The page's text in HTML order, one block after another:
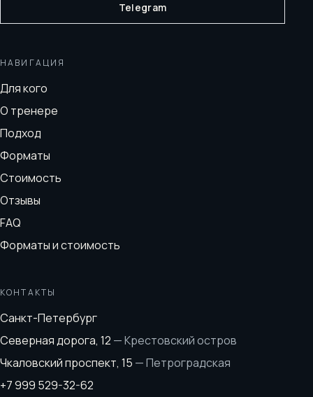
Telegram
НАВИГАЦИЯ
Для кого
О тренере
Подход
Форматы
Стоимость
Отзывы
FAQ
Форматы и стоимость
КОНТАКТЫ
Санкт-Петербург
Северная дорога, 12 —Крестовский остров
Чкаловский проспект, 15 —Петроградская
+7 999 529-32-62